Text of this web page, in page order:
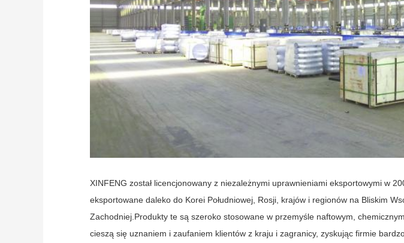
XINFENG został licencjonowany z niezależnymi uprawnieniami eksportowymi w
eksportowane daleko do Korei Południowej, Rosji, krajów i regionów na Bliskim
Zachodniej.Produkty te są szeroko stosowane w przemyśle naftowym,
cieszą się uznaniem i zaufaniem klientów z kraju i zagranicy, zyskując firmie